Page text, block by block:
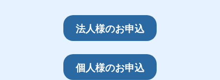
法人様のお申込
個人様のお申込